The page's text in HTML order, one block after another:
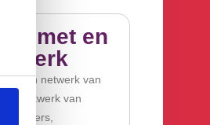
met en
een netwerk van
dat netwerk van